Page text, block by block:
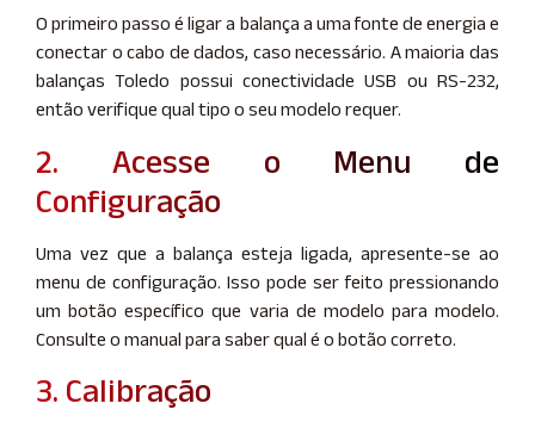
O primeiro passo é ligar a balança a uma fonte de energia e
conectar o cabo de dados, caso necessário. A maioria das
balanças Toledo possui conectividade USB ou RS-232,
então verifique qual tipo o seu modelo requer.
2. Acesse o Menu de
Configuração
Uma vez que a balança esteja ligada, apresente-se ao
menu de configuração. Isso pode ser feito pressionando
um botão específico que varia de modelo para modelo.
Consulte o manual para saber qual é o botão correto.
3. Calibração